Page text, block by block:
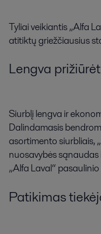
Tyliai veikiantis „Alfa
atitiktų griežčiausius
Lengva
Siurblį lengva ir
Dalindamasis
asortimento siurbliais,
nuosavybės
„Alfa Laval“
Patikimas